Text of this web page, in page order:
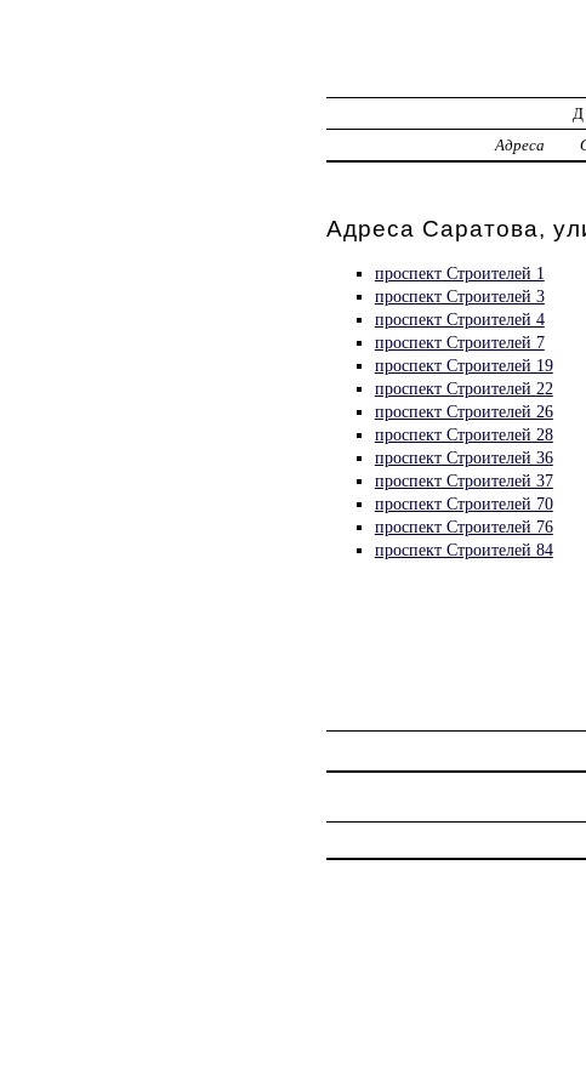
Адреса
Адреса Саратова,
проспект Строителей 1
проспект Строителей 3
проспект Строителей 4
проспект Строителей 7
проспект Строителей 19
проспект Строителей 22
проспект Строителей 26
проспект Строителей 28
проспект Строителей 36
проспект Строителей 37
проспект Строителей 70
проспект Строителей 76
проспект Строителей 84